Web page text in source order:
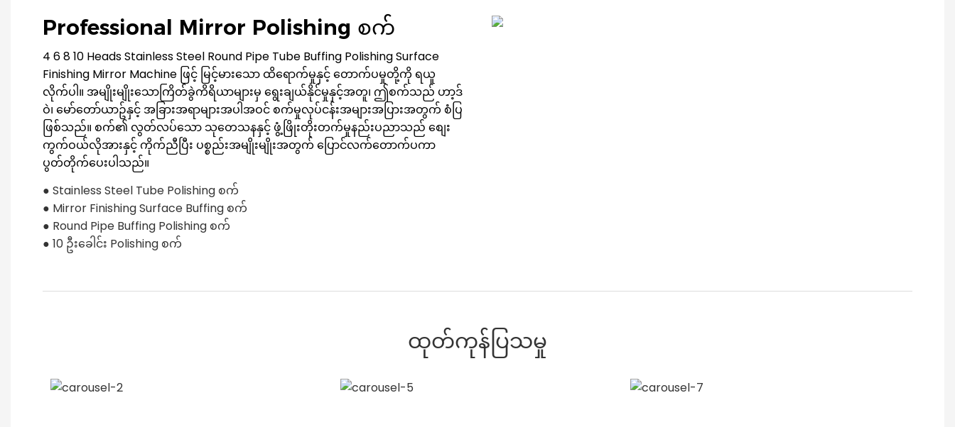
Professional Mirror Polishing စက်
4 6 8 10 Heads Stainless Steel Round Pipe Tube Buffing Polishing Surface
Finishing Mirror Machine ဖြင့် မြင့်မားသော ထိရောက်မှုနှင့် တောက်ပမှုတို့ကို ရယူ
လိုက်ပါ။ အမျိုးမျိုးသောကြိတ်ခွဲကိရိယာများမှ ရွေးချယ်နိုင်မှုနှင့်အတူ၊ ဤစက်သည် ဟာ့ဒ်
ဝဲ၊ မော်တော်ယာဥ်နှင့် အခြားအရာများအပါအဝင် စက်မှုလုပ်ငန်းအများအပြားအတွက် စံပြ
ဖြစ်သည်။ စက်၏ လွတ်လပ်သော သုတေသနနှင့် ဖွံ့ဖြိုးတိုးတက်မှုနည်းပညာသည် စျေး
ကွက်ဝယ်လိုအားနှင့် ကိုက်ညီပြီး ပစ္စည်းအမျိုးမျိုးအတွက် ပြောင်လက်တောက်ပကာ
ပွတ်တိုက်ပေးပါသည်။
● Stainless Steel Tube Polishing စက်
● Mirror Finishing Surface Buffing စက်
● Round Pipe Buffing Polishing စက်
● 10 ဦးခေါင်း Polishing စက်
ထုတ်ကုန်ပြသမှု